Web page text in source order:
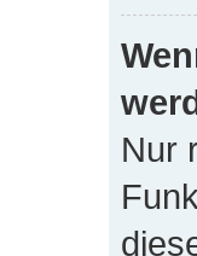
Nur